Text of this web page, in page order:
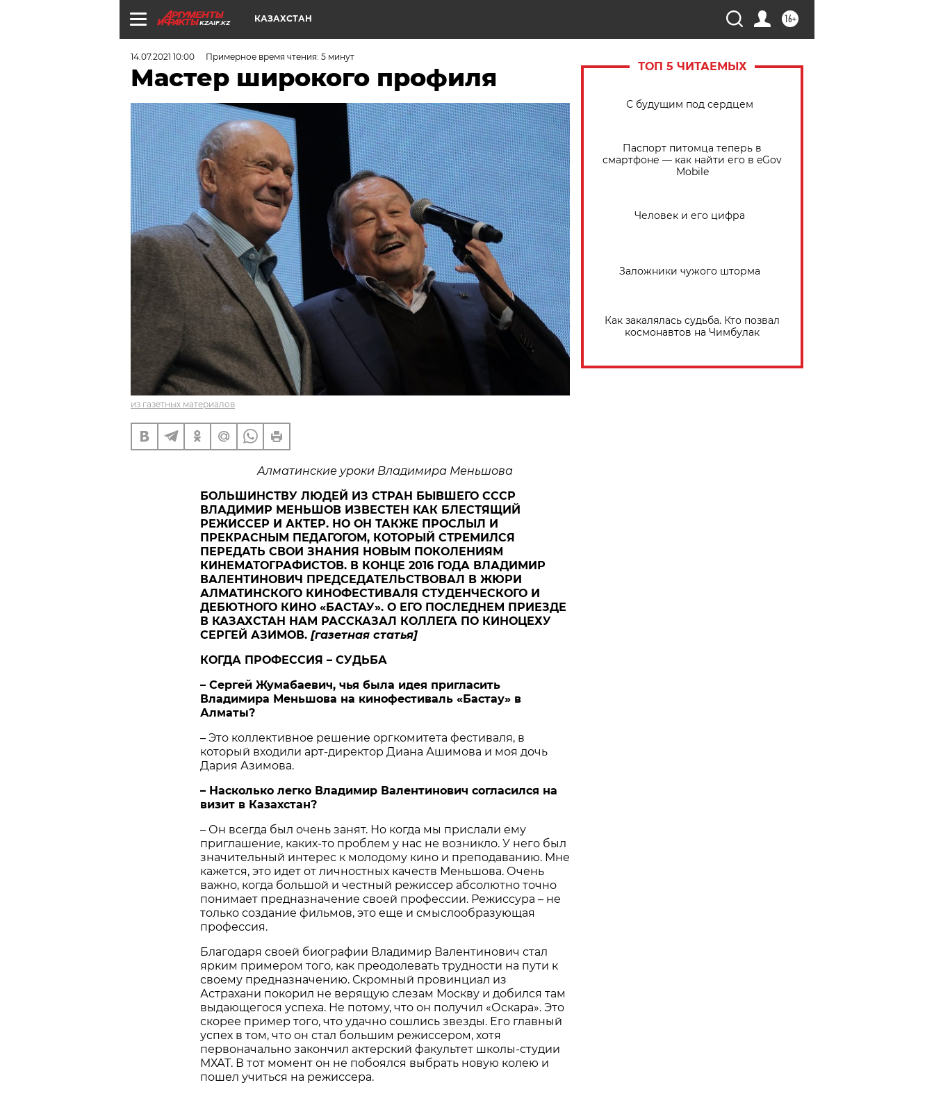
KZAIF.KZ 16+
КАЗАХСТАН
14.07.2021 10:00 Примерное время чтения: 5 минут
Мастер широкого профиля
из газетных материалов
Алматинские уроки Владимира Меньшова
БОЛЬШИНСТВУ ЛЮДЕЙ ИЗ СТРАН БЫВШЕГО СССР
ВЛАДИМИР МЕНЬШОВ ИЗВЕСТЕН КАК БЛЕСТЯЩИЙ
РЕЖИССЕР И АКТЕР. НО ОН ТАКЖЕ ПРОСЛЫЛ И
ПРЕКРАСНЫМ ПЕДАГОГОМ, КОТОРЫЙ СТРЕМИЛСЯ
ПЕРЕДАТЬ СВОИ ЗНАНИЯ НОВЫМ ПОКОЛЕНИЯМ
КИНЕМАТОГРАФИСТОВ. В КОНЦЕ 2016 ГОДА ВЛАДИМИР
ВАЛЕНТИНОВИЧ ПРЕДСЕДАТЕЛЬСТВОВАЛ В ЖЮРИ
АЛМАТИНСКОГО КИНОФЕСТИВАЛЯ СТУДЕНЧЕСКОГО И
ДЕБЮТНОГО КИНО «БАСТАУ». О ЕГО ПОСЛЕДНЕМ ПРИЕЗДЕ
В КАЗАХСТАН НАМ РАССКАЗАЛ КОЛЛЕГА ПО КИНОЦЕХУ
СЕРГЕЙ АЗИМОВ. [газетная статья]
КОГДА ПРОФЕССИЯ – СУДЬБА
– Сергей Жумабаевич, чья была идея пригласить
Владимира Меньшова на кинофестиваль «Бастау» в
Алматы?
– Это коллективное решение оргкомитета фестиваля, в
который входили арт-директор Диана Ашимова и моя дочь
Дария Азимова.
– Насколько легко Владимир Валентинович согласился на
визит в Казахстан?
– Он всегда был очень занят. Но когда мы прислали ему
приглашение, каких-то проблем у нас не возникло. У него был
значительный интерес к молодому кино и преподаванию. Мне
кажется, это идет от личностных качеств Меньшова. Очень
важно, когда большой и честный режиссер абсолютно точно
понимает предназначение своей профессии. Режиссура – не
только создание фильмов, это еще и смыслообразующая
профессия.
Благодаря своей биографии Владимир Валентинович стал
ярким примером того, как преодолевать трудности на пути к
своему предназначению. Скромный провинциал из
Астрахани покорил не верящую слезам Москву и добился там
выдающегося успеха. Не потому, что он получил «Оскара». Это
скорее пример того, что удачно сошлись звезды. Его главный
успех в том, что он стал большим режиссером, хотя
первоначально закончил актерский факультет школы-студии
МХАТ. В тот момент он не побоялся выбрать новую колею и
пошел учиться на режиссера.
ТОП 5 ЧИТАЕМЫХ
С будущим под сердцем
Паспорт питомца теперь в
смартфоне — как найти его в eGov
Mobile
Человек и его цифра
Заложники чужого шторма
Как закалялась судьба. Кто позвал
космонавтов на Чимбулак